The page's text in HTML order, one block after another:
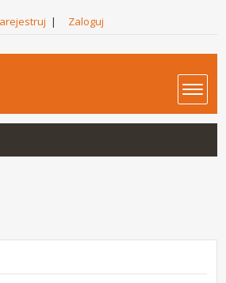
| Zaloguj